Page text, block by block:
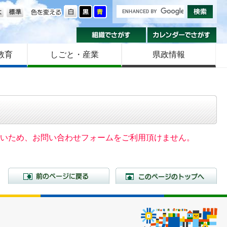
色を変える
大きさ
組織でさがす
育 しごと・産業 県政情報
ため、お問い合わせフォームをご利用頂けません。
前のページに戻る